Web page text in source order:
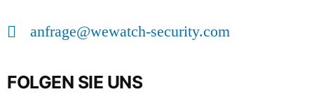
anfrage@wewatch-security.com
FOLGEN SIE UNS